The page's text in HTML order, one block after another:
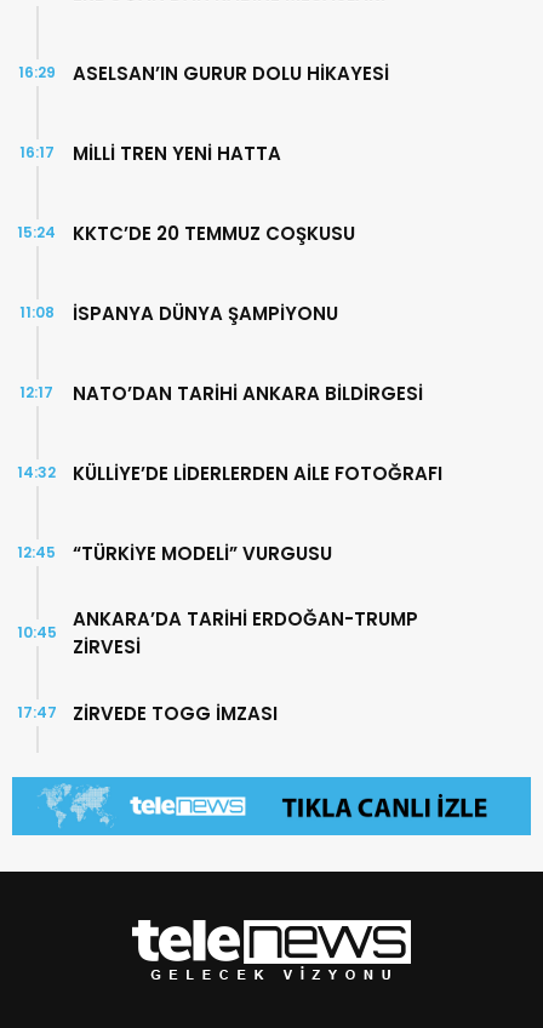
ASELSAN’IN GURUR DOLU HİKAYESİ
16:29
MİLLİ TREN YENİ HATTA
16:17
KKTC’DE 20 TEMMUZ COŞKUSU
15:24
İSPANYA DÜNYA ŞAMPİYONU
11:08
NATO’DAN TARİHİ ANKARA BİLDİRGESİ
12:17
KÜLLİYE’DE LİDERLERDEN AİLE FOTOĞRAFI
14:32
“TÜRKİYE MODELİ” VURGUSU
12:45
ANKARA’DA TARİHİ ERDOĞAN-TRUMP
ZİRVESİ
10:45
ZİRVEDE TOGG İMZASI
17:47